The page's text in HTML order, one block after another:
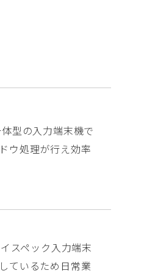
型の入力端末機で
ウ処理が行え効率
スペック入力端末
ているため日常業